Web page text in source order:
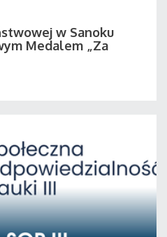
w Sanoku
Medalem „Za